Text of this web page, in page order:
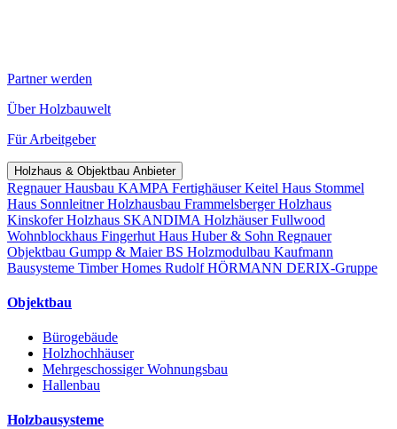
Partner werden
Über Holzbauwelt
Für Arbeitgeber
Holzhaus & Objektbau Anbieter
Regnauer Hausbau KAMPA FertighäuserKeitel Haus Stommel
Haus Sonnleitner Holzhausbau Frammelsberger Holzhaus
Kinskofer Holzhaus SKANDIMA HolzhäuserFullwood
Wohnblockhaus Fingerhut Haus Huber & Sohn Regnauer
Objektbau Gumpp & MaierBS Holzmodulbau Kaufmann
Bausysteme Timber Homes Rudolf HÖRMANN DERIX-Gruppe
Objektbau
Bürogebäude
Holzhochhäuser
Mehrgeschossiger Wohnungsbau
Hallenbau
Holzbausysteme